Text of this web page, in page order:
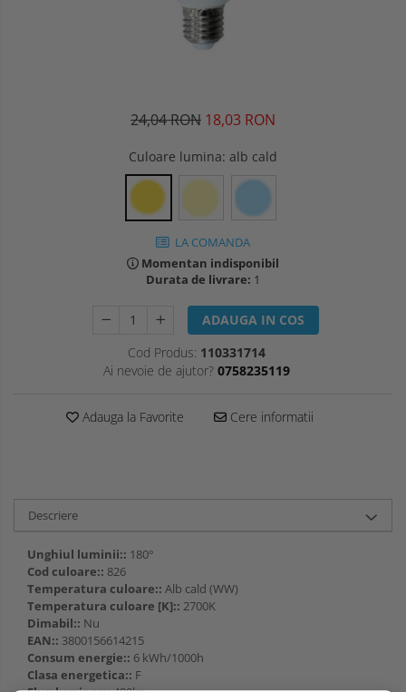
24,04 RON 18,03 RON
Culoare lumina: alb cald
LA COMANDA
Momentan indisponibil
Durata de livrare: 1
ADAUGA IN COS
Cod Produs: 110331714
Ai nevoie de ajutor? 0758235119
Adauga la Favorite Cere informatii
Descriere
Unghiul luminii:: 180°
Cod culoare:: 826
Temperatura culoare:: Alb cald (WW)
Temperatura culoare [K]:: 2700K
Dimabil:: Nu
EAN:: 3800156614215
Consum energie:: 6 kWh/1000h
Clasa energetica:: F